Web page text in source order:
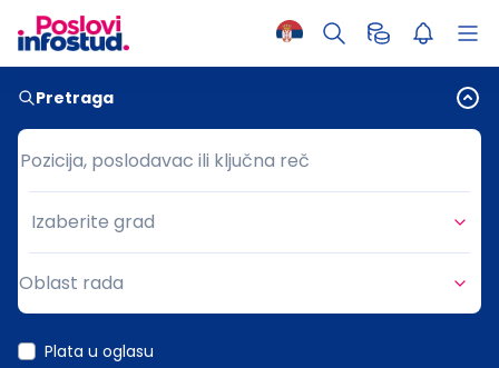
Pretraga
Pozicija, poslodavac ili ključna reč
Pozicija, poslodavac ili ključna reč
Grad
Izaberite grad
Oblast rada
Plata u oglasu